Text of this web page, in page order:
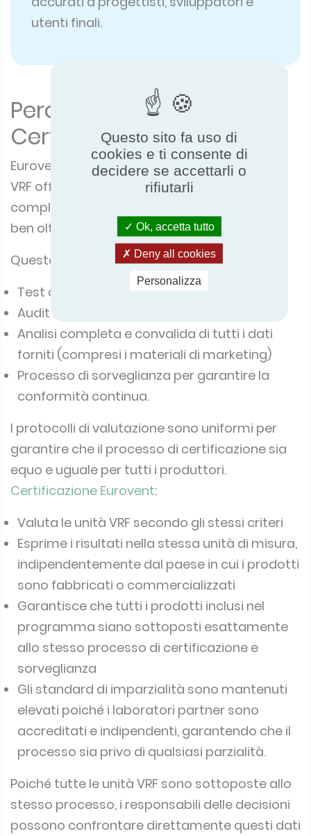
utenti finali.
Perché scegliere Eurovent
Certified Performance?
Eurovent Certified Performance per le unità
VRF offre un programma di certificazione
completo, indipendente e imparziale, che va
ben oltre i soli test di laboratorio.
Questo programma include:
Test di laboratorio indipendenti
Audit in fabbrica
Analisi completa e convalida di tutti i dati
forniti (compresi i materiali di marketing)
Processo di sorveglianza per garantire la
conformità continua.
I protocolli di valutazione sono uniformi per
garantire che il processo di certificazione sia
equo e uguale per tutti i produttori.
Certificazione Eurovent:
Valuta le unità VRF secondo gli stessi criteri
Esprime i risultati nella stessa unità di misura,
indipendentemente dal paese in cui i prodotti
sono fabbricati o commercializzati
Garantisce che tutti i prodotti inclusi nel
programma siano sottoposti esattamente
allo stesso processo di certificazione e
sorveglianza
Gli standard di imparzialità sono mantenuti
elevati poiché i laboratori partner sono
accreditati e indipendenti, garantendo che il
processo sia privo di qualsiasi parzialità.
Poiché tutte le unità VRF sono sottoposte allo
stesso processo, i responsabili delle decisioni
possono confrontare direttamente questi dati
Questo sito fa uso di
cookies e ti consente di
decidere se accettarli o
rifiutarli
Ok, accetta tutto
Deny all cookies
Personalizza